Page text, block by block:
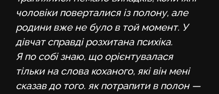
чоловіки поверталися із полону, але
родини вже не було в той момент. У
дівчат справді розхитана психіка.
Я по собі знаю, що орієнтувалася
тільки на слова коханого, які він мені
сказав до того. як потрапити в полон —